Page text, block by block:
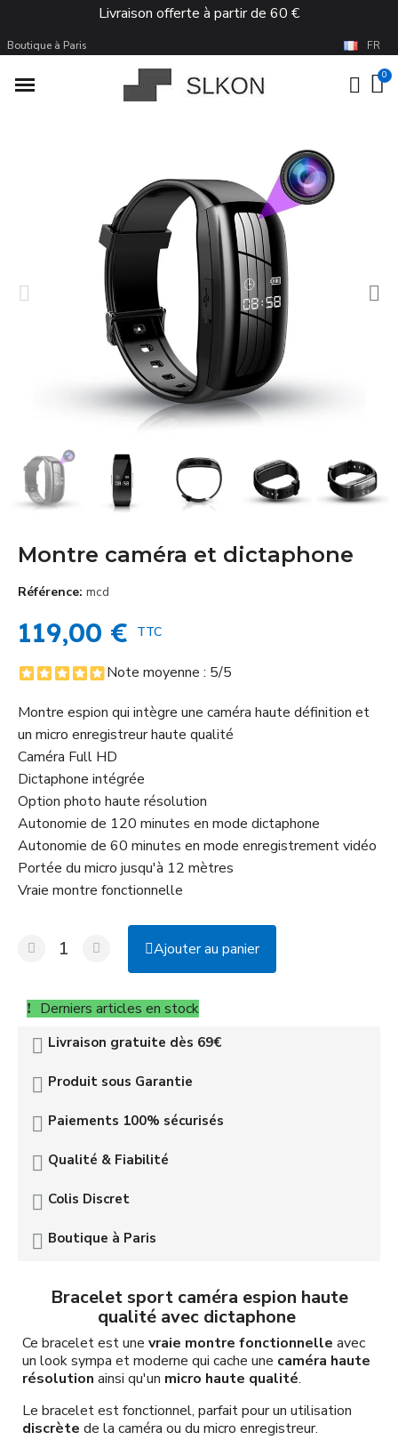
Livraison offerte à partir de 60 €
Boutique à Paris FR
Montre caméra et dictaphone
Référence mcd
119,00 € TTC
Note moyenne : 5/5
Montre espion qui intègre une caméra haute définition et
un micro enregistreur haute qualité
Caméra Full HD
Dictaphone intégrée
Option photo haute résolution
Autonomie de 120 minutes en mode dictaphone
Autonomie de 60 minutes en mode enregistrement vidéo
Portée du micro jusqu'à 12 mètres
Vraie montre fonctionnelle
Ajouter au panier
Derniers articles en stock
Livraison gratuite dès 69€
Produit sous Garantie
Paiements 100% sécurisés
Qualité & Fiabilité
Colis Discret
Boutique à Paris
Bracelet sport caméra espion haute
qualité avec dictaphone
Ce bracelet est une vraie montre fonctionnelle avec
un look sympa et moderne qui cache une caméra haute
résolution ainsi qu'un micro haute qualité.
Le bracelet est fonctionnel, parfait pour un utilisation
discrète de la caméra ou du micro enregistreur.